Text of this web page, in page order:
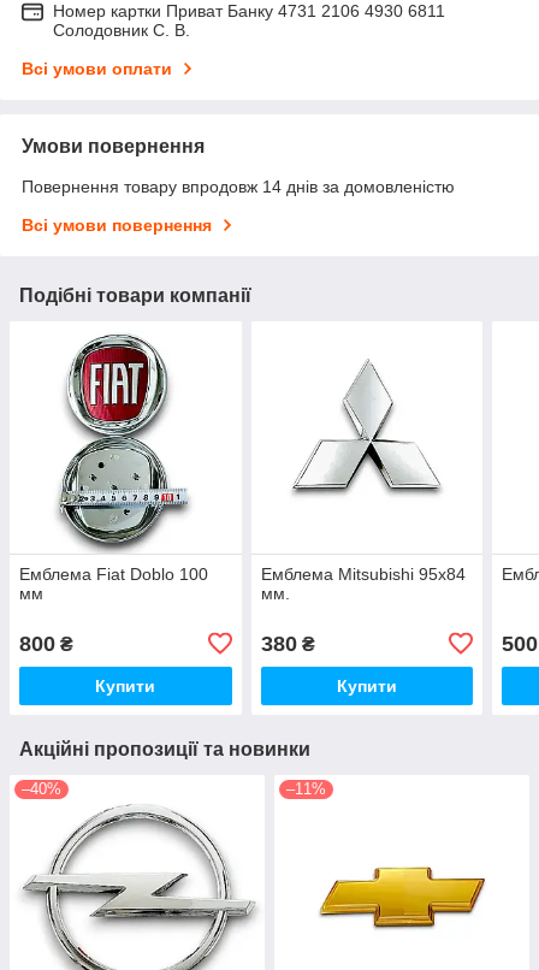
Номер картки Приват Банку 4731 2106 4930 6811
Солодовник С. В.
Всі умови оплати
Умови повернення
Повернення товару впродовж 14 днів за домовленістю
Всі умови повернення
Подібні товари компанії
Емблема Fiat Doblo 100
мм
800 ₴
Купити
Емблема Mitsubishi 95х84
мм.
380₴
Купити
500
Акційні пропозиції та новинки
–40% –11%